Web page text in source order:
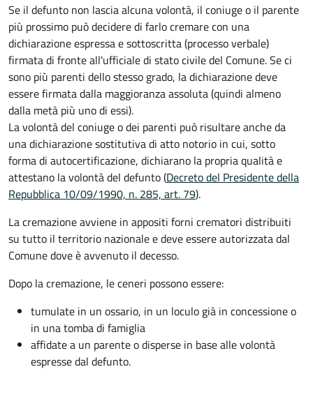
Se il defunto non lascia alcuna volontà, il coniuge o il parente
più prossimo può decidere di farlo cremare con una
dichiarazione espressa e sottoscritta (processo verbale)
firmata di fronte all'ufficiale di stato civile del Comune. Se ci
sono più parenti dello stesso grado, la dichiarazione deve
essere firmata dalla maggioranza assoluta (quindi almeno
dalla metà più uno di essi).
La volontà del coniuge o dei parenti può risultare anche da
una dichiarazione sostitutiva di atto notorio in cui, sotto
forma di autocertificazione, dichiarano la propria qualità e
attestano la volontà del defunto (Decreto del Presidente della
Repubblica 10/09/1990, n. 285, art. 79).
La cremazione avviene in appositi forni crematori distribuiti
su tutto il territorio nazionale e deve essere autorizzata dal
Comune dove è avvenuto il decesso.
Dopo la cremazione, le ceneri possono essere:
tumulate in un ossario, in un loculo già in concessione o
in una tomba di famiglia
affidate a un parente o disperse in base alle volontà
espresse dal defunto.